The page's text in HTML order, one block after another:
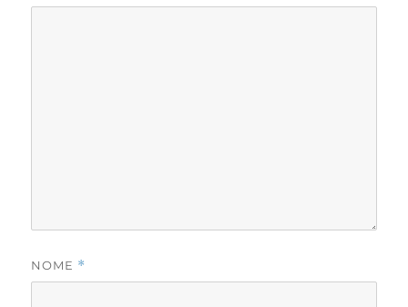
NOME *